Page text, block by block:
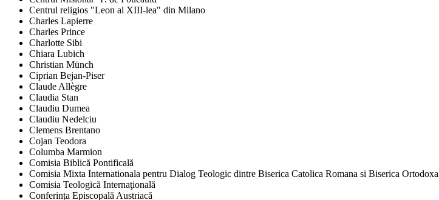
Centrul religios "Leon al XIII-lea" din Milano
Charles Lapierre
Charles Prince
Charlotte Sibi
Chiara Lubich
Christian Münch
Ciprian Bejan-Piser
Claude Allègre
Claudia Stan
Claudiu Dumea
Claudiu Nedelciu
Clemens Brentano
Cojan Teodora
Columba Marmion
Comisia Biblică Pontificală
Comisia Mixta Internationala pentru Dialog Teologic dintre Biserica Catolica Romana si Biserica Ortodoxa
Comisia Teologică Internaţională
Conferința Episcopală Austriacă